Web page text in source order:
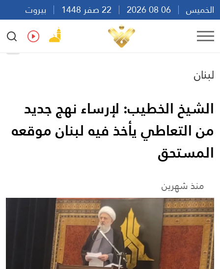
الخميس
بيروت
20:14
Ar
لبنان
الشيخ الخطيب: لإرساء نهج جديد
من التعاطي يأخذ فيه لبنان موقعه
المستحق
منذ شهرين